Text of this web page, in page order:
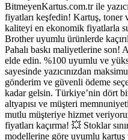
BitmeyenKartus.com.tr ile
fiyatları keşfedin! Kartuş, toner
kaliteyi en ekonomik fiyatlarla
Brother uyumlu ürünlerde
Pahalı baskı maliyetlerine son!
elde edin. %100 uyumlu ve
sayesinde yazıcınızdan
gönderim ve güvenli ödeme
kadar gelsin. Türkiye’nin dört
altyapısı ve müşteri
mutlu müşteriye hizmet
fiyatları kaçırma! 💥 Stoklar
modellerine göre uyumlu